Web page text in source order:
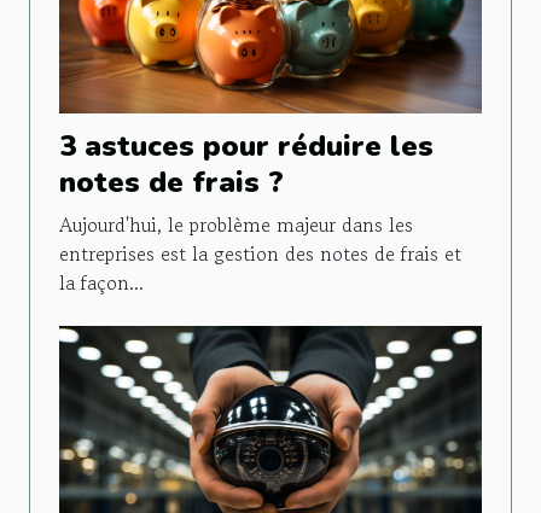
3 astuces pour réduire les
notes de frais ?
Aujourd'hui, le problème majeur dans les
entreprises est la gestion des notes de frais et
la façon...